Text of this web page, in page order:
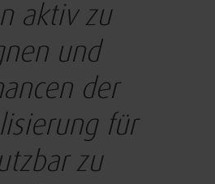
aktiv zu
und
der
für
zu